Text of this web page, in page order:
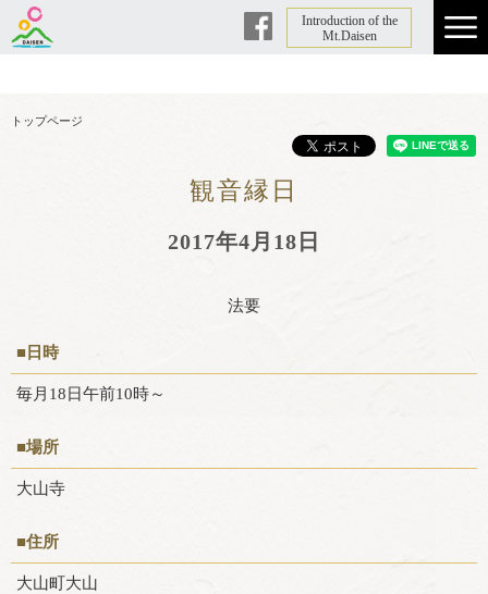
Facebook
Introduction of the
Mt.Daisen
トップページ
観音縁日
2017年4月18日
法要
■日時
毎月18日午前10時～
■場所
大山寺
■住所
大山町大山